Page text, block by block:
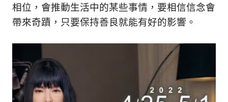
態
的
時
尚
生
活
旅
遊、
相位，會推動生活中的某些事情，要相信信念會
帶來奇蹟，只要保持善良就能有好的影響。